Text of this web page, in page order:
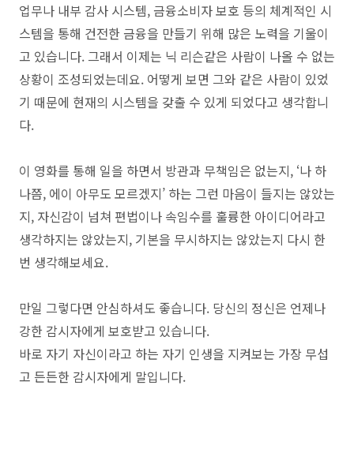
업무나 내부 감사 시스템, 금융소비자 보호 등의 체계적인 시
스템을 통해 건전한 금융을 만들기 위해 많은 노력을 기울이
고 있습니다. 그래서 이제는 닉 리슨같은 사람이 나올 수 없는
상황이 조성되었는데요. 어떻게 보면 그와 같은 사람이 있었
기 때문에 현재의 시스템을 갖출 수 있게 되었다고 생각합니
다.
이 영화를 통해 일을 하면서 방관과 무책임은 없는지, ‘나 하
나쯤, 에이 아무도 모르겠지’ 하는 그런 마음이 들지는 않았는
지, 자신감이 넘쳐 편법이나 속임수를 훌륭한 아이디어라고
생각하지는 않았는지, 기본을 무시하지는 않았는지 다시 한
번 생각해보세요.
만일 그렇다면 안심하셔도 좋습니다. 당신의 정신은 언제나
강한 감시자에게 보호받고 있습니다.
바로 자기 자신이라고 하는 자기 인생을 지켜보는 가장 무섭
고 든든한 감시자에게 말입니다.